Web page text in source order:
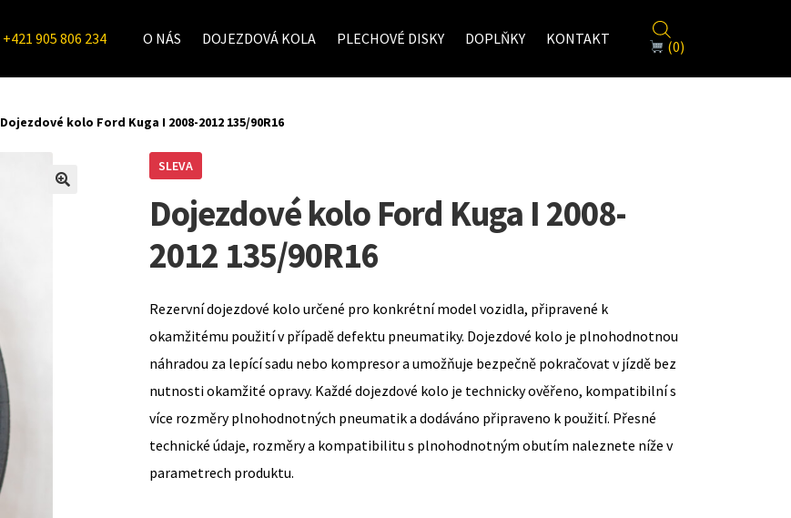
+421 905 806 234 O NÁS DOJEZDOVÁ KOLA PLECHOVÉ DISKY DOPLŇKY KONTAKT (0)
Dojezdové kolo Ford Kuga I 2008-2012 135/90R16
SLEVA
Dojezdové kolo Ford Kuga I 2008-
2012 135/90R16
Rezervní dojezdové kolo určené pro konkrétní model vozidla, připravené k
okamžitému použití v případě defektu pneumatiky. Dojezdové kolo je plnohodnotnou
náhradou za lepící sadu nebo kompresor a umožňuje bezpečně pokračovat v jízdě bez
nutnosti okamžité opravy. Každé dojezdové kolo je technicky ověřeno, kompatibilní s
více rozměry plnohodnotných pneumatik a dodáváno připraveno k použití. Přesné
technické údaje, rozměry a kompatibilitu s plnohodnotným obutím naleznete níže v
parametrech produktu.